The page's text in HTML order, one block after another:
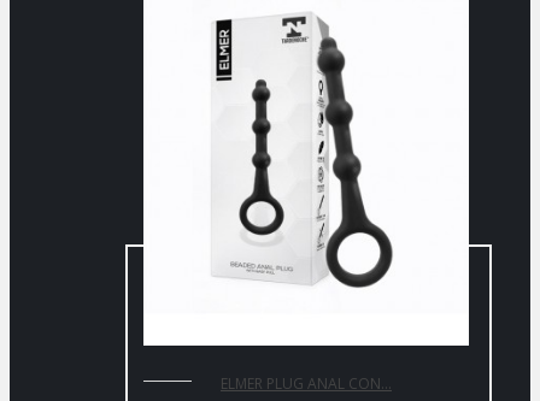
ELMER PLUG ANAL CON...